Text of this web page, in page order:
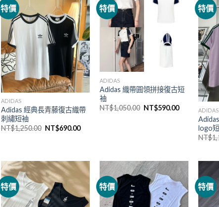
特價
ADIDAS
Adidas 經典長青藤復古織帶
刺繡短袖
NT$1,250.00 NT$690.00
特價
ADIDAS
Adidas 織帶圓領拼接復古短
袖
NT$1,050.00 NT$590.00
特價
ADIDAS
logo
NT$
特價 特價 特價